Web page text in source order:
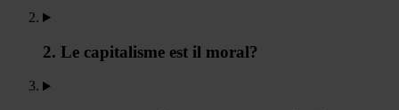
2. Le capitalisme est il moral?